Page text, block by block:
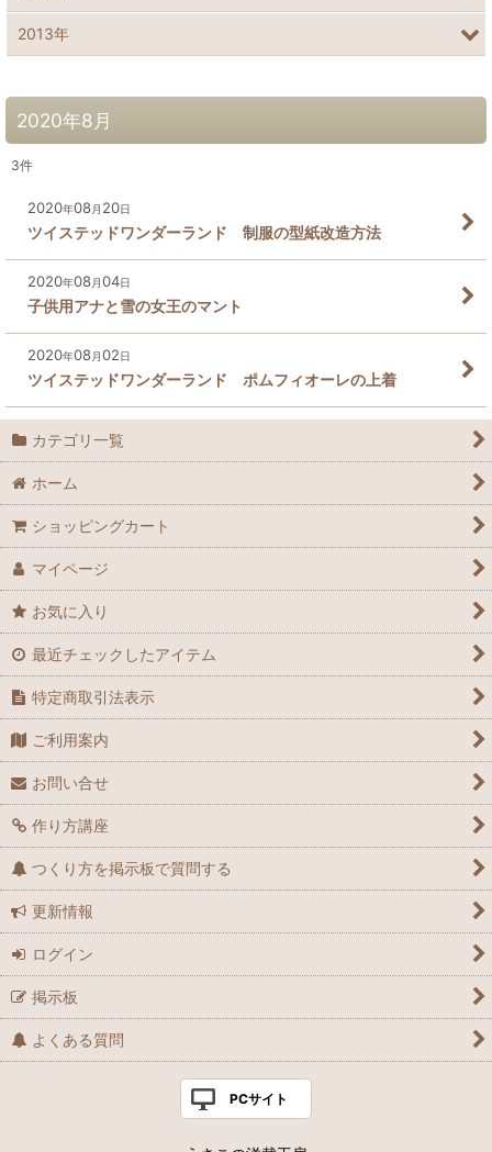
2020年8月
3件
2020年08月 20日
ツイステッドワンダーランド 制服の型紙改造方法
2020年08月04日
子供用アナと雪の女王のマント
2020年08月02日
ツイステッドワンダーランド ポムフィオーレの上着
2013年
カテゴリ一覧
ホーム
ショッピングカート
マイページ
お気に入り
最近チェックしたアイテム
特定商取引法表示
ご利用案内
お問い合せ
作り方講座
つくり方を掲示板で質問する
更新情報
ログイン
掲示板
よくある質問
PCサイト